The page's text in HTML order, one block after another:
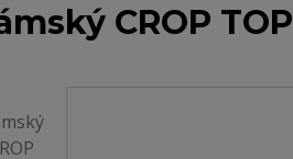
CROP TOP